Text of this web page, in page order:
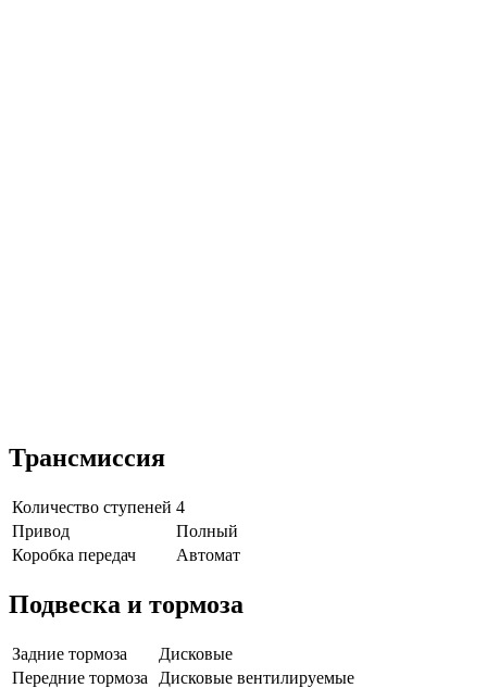
Трансмиссия
Количество ступеней 4
Привод
Полный
Коробка передач
Автомат
Подвеска и тормоза
Задние тормоза
Дисковые
Передние тормоза
Дисковые вентилируемые